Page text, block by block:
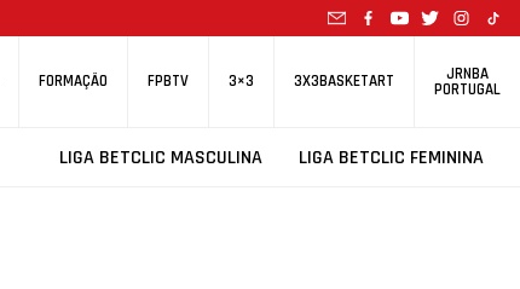
FORMAÇÃO FPBTV 3×3 3X3BASKETART JRNBA
PORTUGAL
LIGA BETCLIC MASCULINA LIGA BETCLIC FEMININA